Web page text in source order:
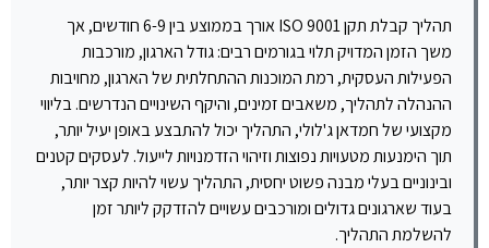
תהליך קבלת תקן ISO 9001 אורך בממוצע בין 6-9 חודשים, אך
משך הזמן המדויק תלוי בגורמים רבים: גודל הארגון, מורכבות
הפעילות העסקית, רמת המוכנות ההתחלתית של הארגון, מחויבות
ההנהלה לתהליך, משאבים זמינים, והיקף השינויים הנדרשים. בליווי
מקצועי של חמדאן ג'לולי, התהליך יכול להתבצע באופן יעיל יותר,
תוך הימנעות מטעויות נפוצות וזיהוי הזדמנויות לייעול. לעסקים קטנים
ובינוניים בעלי מבנה פשוט יחסית, התהליך עשוי להיות קצר יותר,
בעוד שארגונים גדולים ומורכבים עשויים להזדקק ליותר זמן
להשלמת התהליך.